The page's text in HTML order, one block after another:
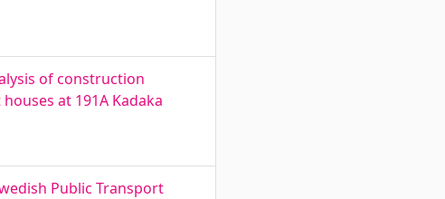
of construction
at 191A Kadaka
Public Transport